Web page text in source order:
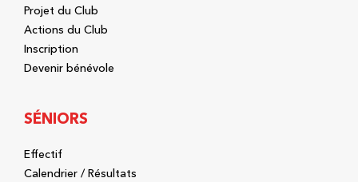
Projet du Club
Actions du Club
Inscription
Devenir bénévole
SÉNIORS
Effectif
Calendrier / Résultats